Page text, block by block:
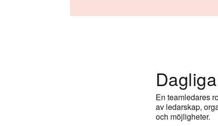
En teamledares
av ledarskap,
och möjligheter.